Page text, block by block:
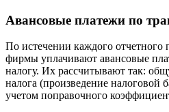
Авансовые платежи по
По истечении каждого отчетного
фирмы уплачивают авансовые
налогу. Их рассчитывают так:
налога (произведение налоговой
учетом поправочного